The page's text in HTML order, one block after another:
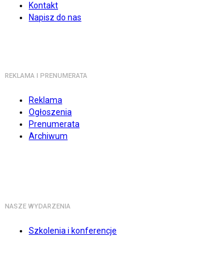
Kontakt
Napisz do nas
REKLAMA I PRENUMERATA
Reklama
Ogłoszenia
Prenumerata
Archiwum
NASZE WYDARZENIA
Szkolenia i konferencje